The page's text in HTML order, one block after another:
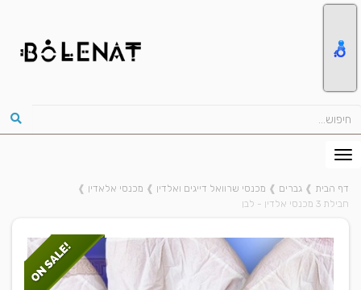
דף הבית ❱ גברים ❱ מכנסי שרוואל דייגים ואלדין ❱ מכנסי אלאדין ❱
חבילת 3 מכנסי אלדין - לבן